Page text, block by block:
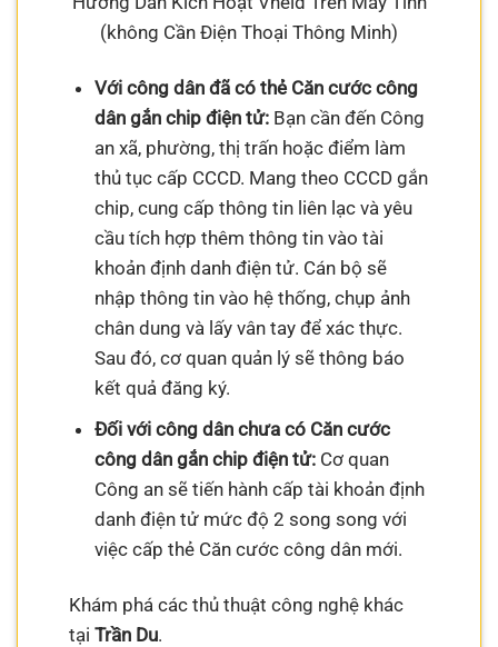
(không Cần Điện Thoại Thông Minh)
Với công dân đã có thẻ Căn cước công
dân gắn chip điện tử:Bạn cần đến Công
an xã, phường, thị trấn hoặc điểm làm
thủ tục cấp CCCD. Mang theo CCCD gắn
chip, cung cấp thông tin liên lạc và yêu
cầu tích hợp thêm thông tin vào tài
khoản định danh điện tử. Cán bộ sẽ
nhập thông tin vào hệ thống, chụp ảnh
chân dung và lấy vân tay để xác thực.
Sau đó, cơ quan quản lý sẽ thông báo
kết quả đăng ký.
Đối với công dân chưa có Căn cước
công dân gắn chip điện tử:Cơ quan
Công an sẽ tiến hành cấp tài khoản định
danh điện tử mức độ 2 song song với
việc cấp thẻ Căn cước công dân mới.
Khám phá các thủ thuật công nghệ khác
tạiTrần Du.